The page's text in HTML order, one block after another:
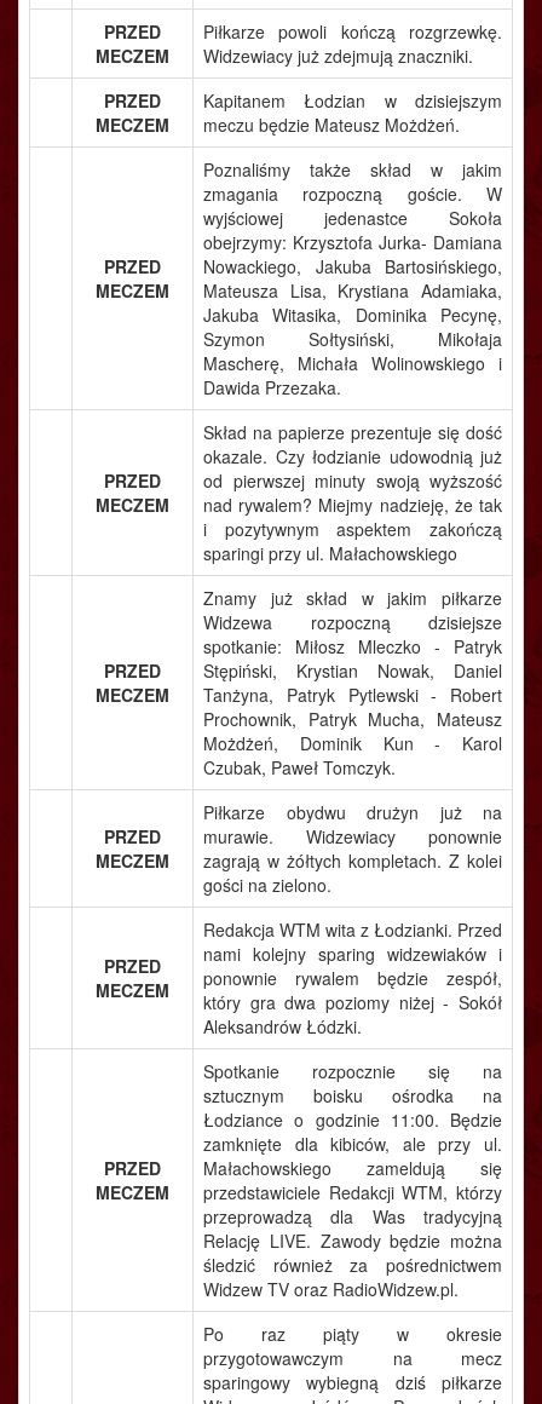
PRZED
MECZEM
Piłkarze powoli kończą rozgrzewkę.
Widzewiacy już zdejmują znaczniki.
PRZED
MECZEM
Kapitanem Łodzian w dzisiejszym
meczu będzie Mateusz Możdżeń.
PRZED
MECZEM
Poznaliśmy także skład w jakim
zmagania rozpoczną goście. W
wyjściowej jedenastce Sokoła
obejrzymy: Krzysztofa Jurka- Damiana
Nowackiego, Jakuba Bartosińskiego,
Mateusza Lisa, Krystiana Adamiaka,
Jakuba Witasika, Dominika Pecynę,
Szymon Sołtysiński, Mikołaja
Mascherę, Michała Wolinowskiego i
Dawida Przezaka.
PRZED
MECZEM
Skład na papierze prezentuje się dość
okazale. Czy łodzianie udowodnią już
od pierwszej minuty swoją wyższość
nad rywalem? Miejmy nadzieję, że tak
i pozytywnym aspektem zakończą
sparingi przy ul. Małachowskiego
PRZED
MECZEM
Znamy już skład w jakim piłkarze
Widzewa rozpoczną dzisiejsze
spotkanie: Miłosz Mleczko - Patryk
Stępiński, Krystian Nowak, Daniel
Tanżyna, Patryk Pytlewski - Robert
Prochownik, Patryk Mucha, Mateusz
Możdżeń, Dominik Kun - Karol
Czubak, Paweł Tomczyk.
PRZED
MECZEM
Piłkarze obydwu drużyn już na
murawie. Widzewiacy ponownie
zagrają w żółtych kompletach. Z kolei
gości na zielono.
PRZED
MECZEM
Redakcja WTM wita z Łodzianki. Przed
nami kolejny sparing widzewiaków i
ponownie rywalem będzie zespół,
który gra dwa poziomy niżej - Sokół
Aleksandrów Łódzki.
PRZED
MECZEM
Spotkanie rozpocznie się na
sztucznym boisku ośrodka na
Łodziance o godzinie 11:00. Będzie
zamknięte dla kibiców, ale przy ul.
Małachowskiego zameldują się
przedstawiciele Redakcji WTM, którzy
przeprowadzą dla Was tradycyjną
Relację LIVE. Zawody będzie można
śledzić również za pośrednictwem
Widzew TV oraz RadioWidzew.pl.
Po raz piąty w okresie
przygotowawczym na mecz
sparingowy wybiegną dziś piłkarze